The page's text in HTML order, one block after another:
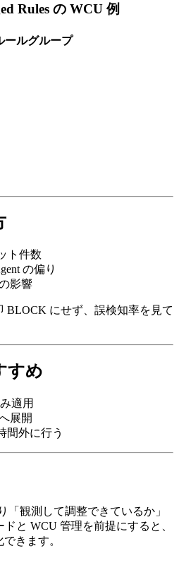
Rules の WCU 例
ールグループ
ト件数
の偏り
影響
BLOCK にせず、誤検知率を見て
すめ
適用
展開
間外に行う
「観測して調整できているか」
と WCU 管理を前提にすると、
きます。